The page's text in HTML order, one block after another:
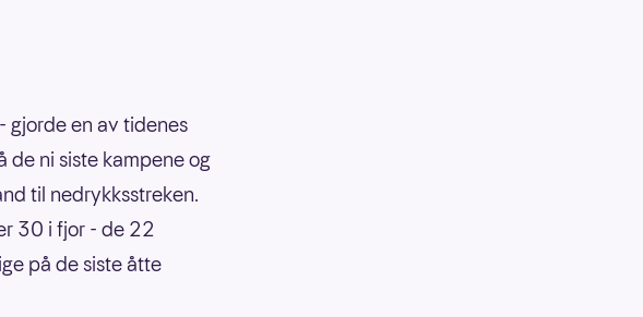
gjorde en av tidenes
de ni siste kampene og
til nedrykksstreken.
30 i fjor - de 22
på de siste åtte